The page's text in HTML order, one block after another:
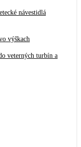
návestidlá
výškach
veterných turbín a